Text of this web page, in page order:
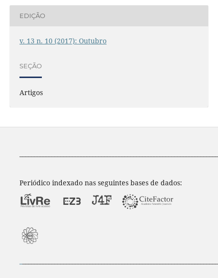
EDIÇÃO
v. 13 n. 10 (2017): Outubro
SEÇÃO
Artigos
Periódico indexado nas seguintes bases de dados: